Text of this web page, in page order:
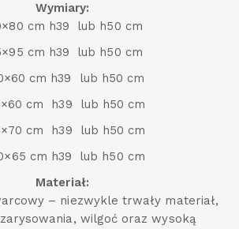
Wymiary:
cm h39 lub h50 cm
cm h39 lub h50 cm
cm h39 lub h50 cm
cm h39 lub h50 cm
cm h39 lub h50 cm
cm h39 lub h50 cm
Materiał:
– niezwykle trwały materiał,
wilgoć oraz wysoką